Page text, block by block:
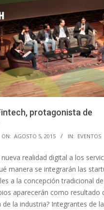
protagonista de
ON: AGOSTO 5, 2015 IN: EVENTOS
realidad digital a los
manera se integrarán las
a la concepción tradicional
aparecerán como resultado
la industria? Integrantes de la